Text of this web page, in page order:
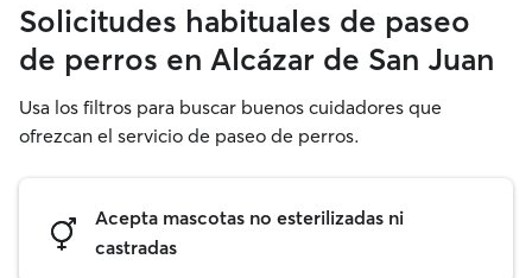
Solicitudes habituales de paseo
de perros en Alcázar de San Juan
Usa los filtros para buscar buenos cuidadores que
ofrezcan el servicio de paseo de perros.
Acepta mascotas no esterilizadas ni
castradas